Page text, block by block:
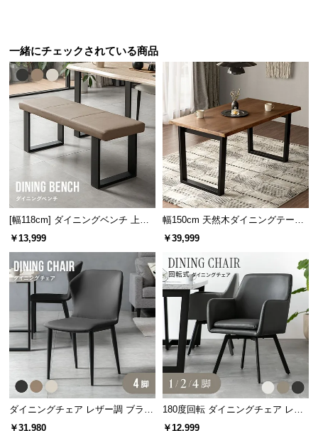
つ
い
て
会
規
に
つ
い
て
サ
ポ
一緒にチェックされている商品
[幅118cm] ダイニングベンチ 上品
なPVCレザー×スチール脚 耐荷重2
￥13,999
幅150cm 天然木ダイニングテーブ
ル 一枚板デザイン 4人掛け
￥39,999
ダイニングチェア レザー調 ブラッ
ク脚 4脚セット 包み込むフォルム
￥31,980
180度回転 ダイニングチェア レザ
ー調 1/2/4脚セット スチールレッグ
￥12,999